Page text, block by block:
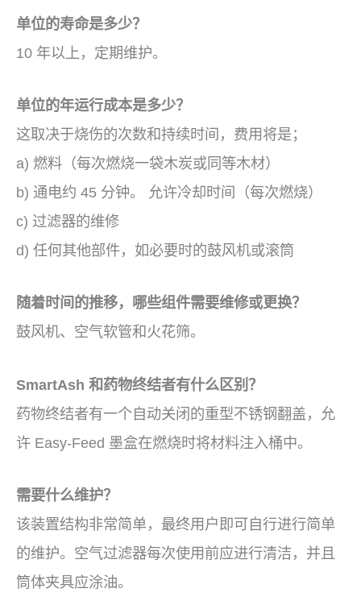
单位的寿命是多少？
10 年以上，定期维护。
单位的年运行成本是多少？
这取决于烧伤的次数和持续时间，费用将是；
a) 燃料（每次燃烧一袋木炭或同等木材）
b) 通电约 45 分钟。 允许冷却时间（每次燃烧）
c) 过滤器的维修
d) 任何其他部件，如必要时的鼓风机或滚筒
随着时间的推移，哪些组件需要维修或更换？
鼓风机、空气软管和火花筛。
SmartAsh 和药物终结者有什么区别？
药物终结者有一个自动关闭的重型不锈钢翻盖，允
许 Easy-Feed 墨盒在燃烧时将材料注入桶中。
需要什么维护？
该装置结构非常简单，最终用户即可自行进行简单
的维护。空气过滤器每次使用前应进行清洁，并且
筒体夹具应涂油。